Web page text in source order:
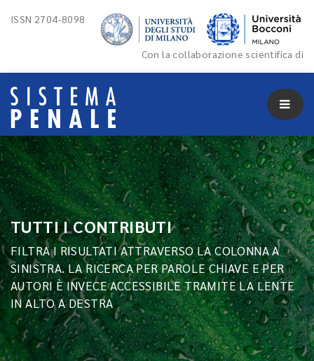
ISSN 2704-8098
Con la collaborazione scientifica di
TUTTI I CONTRIBUTI
FILTRA I RISULTATI ATTRAVERSO LA COLONNA A
SINISTRA. LA RICERCA PER PAROLE CHIAVE E PER
AUTORI È INVECE ACCESSIBILE TRAMITE LA LENTE
IN ALTO A DESTRA